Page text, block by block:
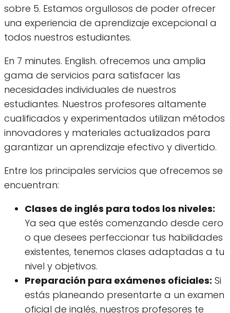
sobre 5. Estamos orgullosos de poder ofrecer
una experiencia de aprendizaje excepcional a
todos nuestros estudiantes.
En 7 minutes. English. ofrecemos una amplia
gama de servicios para satisfacer las
necesidades individuales de nuestros
estudiantes. Nuestros profesores altamente
cualificados y experimentados utilizan métodos
innovadores y materiales actualizados para
garantizar un aprendizaje efectivo y divertido.
Entre los principales servicios que ofrecemos se
encuentran:
Clases de inglés para todos los niveles:
Ya sea que estés comenzando desde cero
o que desees perfeccionar tus habilidades
existentes, tenemos clases adaptadas a tu
nivel y objetivos.
Preparación para exámenes oficiales: Si
estás planeando presentarte a un examen
oficial de inglés, nuestros profesores te